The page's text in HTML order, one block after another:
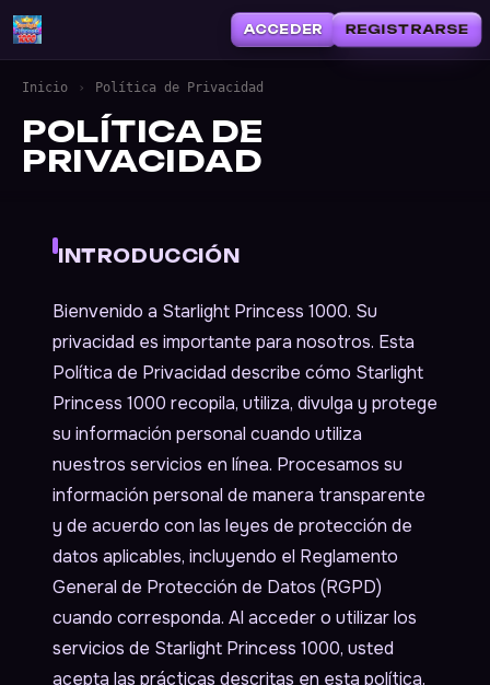
ACCEDER REGISTRARSE
Inicio › Política de Privacidad
POLÍTICA DE
PRIVACIDAD
INTRODUCCIÓN
Bienvenido a Starlight Princess 1000. Su
privacidad es importante para nosotros. Esta
Política de Privacidad describe cómo Starlight
Princess 1000 recopila, utiliza, divulga y protege
su información personal cuando utiliza
nuestros servicios en línea. Procesamos su
información personal de manera transparente
y de acuerdo con las leyes de protección de
datos aplicables, incluyendo el Reglamento
General de Protección de Datos (RGPD)
cuando corresponda. Al acceder o utilizar los
servicios de Starlight Princess 1000, usted
acepta las prácticas descritas en esta política.